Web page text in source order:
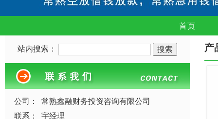
首页
站内搜索：
公司：
常熟鑫融财务投资咨询有限公司
联系：
宇经理
产